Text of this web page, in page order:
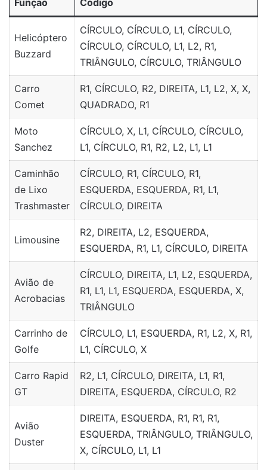
Função Código
Helicóptero
Buzzard
CÍRCULO, CÍRCULO, L1, CÍRCULO,
CÍRCULO, CÍRCULO, L1, L2, R1,
TRIÂNGULO, CÍRCULO, TRIÂNGULO
Carro
Comet
R1, CÍRCULO, R2, DIREITA, L1, L2, X, X,
QUADRADO, R1
Moto
Sanchez
CÍRCULO, X, L1, CÍRCULO, CÍRCULO,
L1, CÍRCULO, R1, R2, L2, L1, L1
Caminhão
de Lixo
Trashmaster
CÍRCULO, R1, CÍRCULO, R1,
ESQUERDA, ESQUERDA, R1, L1,
CÍRCULO, DIREITA
Limousine
R2, DIREITA, L2, ESQUERDA,
ESQUERDA, R1, L1, CÍRCULO, DIREITA
Avião de
Acrobacias
CÍRCULO, DIREITA, L1, L2, ESQUERDA,
R1, L1, L1, ESQUERDA, ESQUERDA, X,
TRIÂNGULO
Carrinho de
Golfe
CÍRCULO, L1, ESQUERDA, R1, L2, X, R1,
L1, CÍRCULO, X
Carro Rapid
GT
R2, L1, CÍRCULO, DIREITA, L1, R1,
DIREITA, ESQUERDA, CÍRCULO, R2
Avião
Duster
DIREITA, ESQUERDA, R1, R1, R1,
ESQUERDA, TRIÂNGULO, TRIÂNGULO,
X, CÍRCULO, L1, L1